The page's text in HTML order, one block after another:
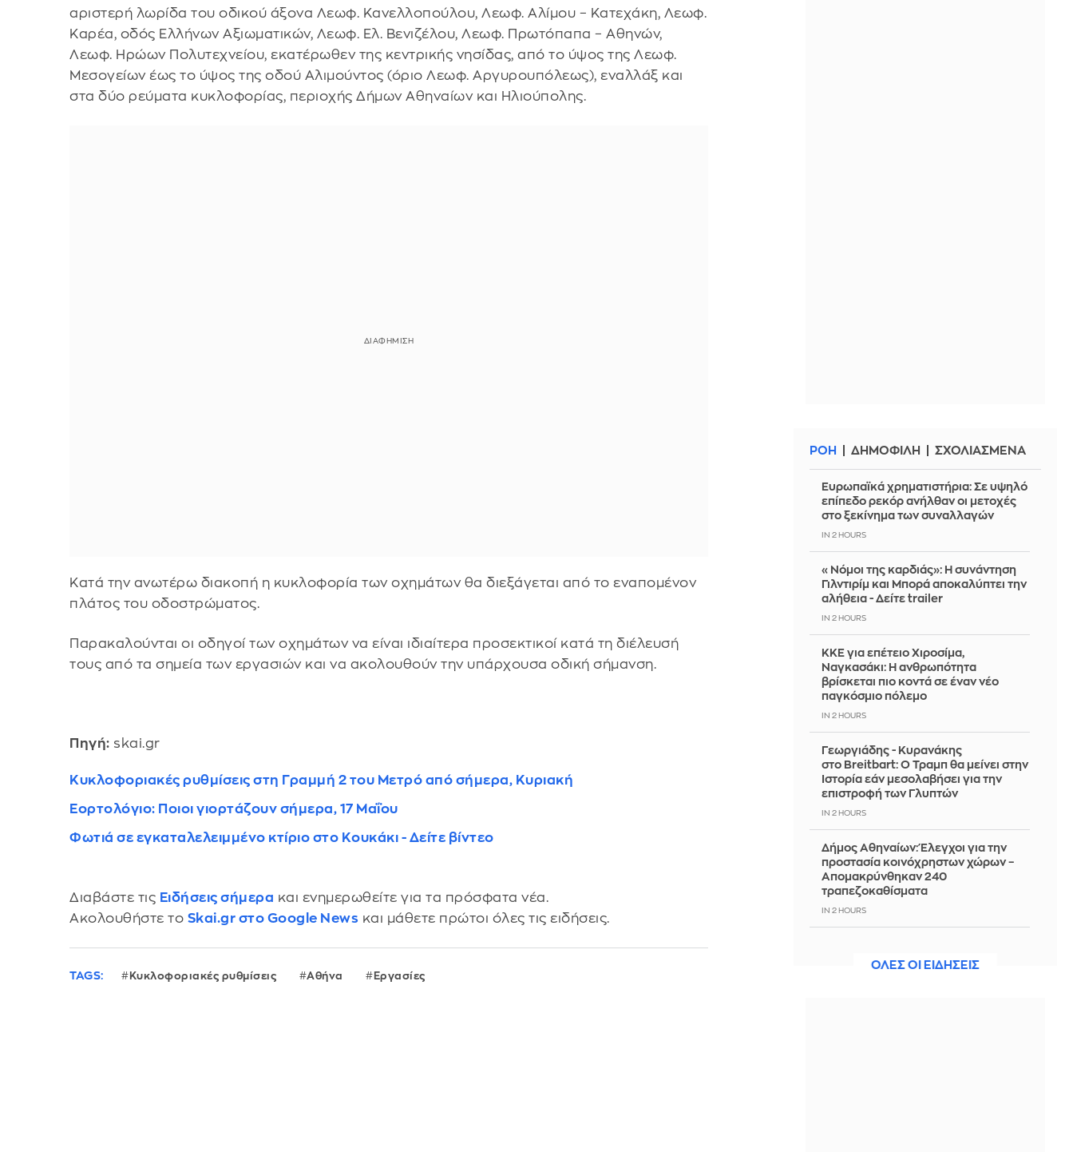
αριστερή λωρίδα του οδικού άξονα Λεωφ. Κανελλοπούλου, Λεωφ. Αλίμου – Κατεχάκη, Λεωφ.
Καρέα, οδός Ελλήνων Αξιωματικών, Λεωφ. Ελ. Βενιζέλου, Λεωφ. Πρωτόπαπα – Αθηνών,
Λεωφ. Ηρώων Πολυτεχνείου, εκατέρωθεν της κεντρικής νησίδας, από το ύψος της Λεωφ.
Μεσογείων έως το ύψος της οδού Αλιμούντος (όριο Λεωφ. Αργυρουπόλεως), εναλλάξ και
στα δύο ρεύματα κυκλοφορίας, περιοχής Δήμων Αθηναίων και Ηλιούπολης.
Κατά την ανωτέρω διακοπή η κυκλοφορία των οχημάτων θα διεξάγεται από το εναπομένον
πλάτος του οδοστρώματος.
Παρακαλούνται οι οδηγοί των οχημάτων να είναι ιδιαίτερα προσεκτικοί κατά τη διέλευσή
τους από τα σημεία των εργασιών και να ακολουθούν την υπάρχουσα οδική σήμανση.
Πηγή: skai.gr
Κυκλοφοριακές ρυθμίσεις στη Γραμμή 2 του Μετρό από σήμερα, Κυριακή
Εορτολόγιο: Ποιοι γιορτάζουν σήμερα, 17 Μαΐου
Φωτιά σε εγκαταλελειμμένο κτίριο στο Κουκάκι - Δείτε βίντεο
Διαβάστε τις Ειδήσεις σήμερα και ενημερωθείτε για τα πρόσφατα νέα.
Ακολουθήστε το Skai.gr στο Google News και μάθετε πρώτοι όλες τις ειδήσεις.
TAGS: Κυκλοφοριακές ρυθμίσεις Αθήνα Εργασίες
ΡΟΗ ΔΗΜΟΦΙΛΗ ΣΧΟΛΙΑΣΜΕΝΑ
Ευρωπαϊκά χρηματιστήρια: Σε υψηλό
επίπεδο ρεκόρ ανήλθαν οι μετοχές
στο ξεκίνημα των συναλλαγών
IN 2 HOURS
«Νόμοι της καρδιάς»: Η συνάντηση
Γιλντιρίμ και Μπορά αποκαλύπτει την
αλήθεια - Δείτε trailer
IN 2 HOURS
ΚΚΕ για επέτειο Χιροσίμα,
Ναγκασάκι: Η ανθρωπότητα
βρίσκεται πιο κοντά σε έναν νέο
παγκόσμιο πόλεμο
IN 2 HOURS
Γεωργιάδης - Κυρανάκης
στο Breitbart: Ο Τραμπ θα μείνει στην
Ιστορία εάν μεσολαβήσει για την
επιστροφή των Γλυπτών
IN 2 HOURS
Δήμος Αθηναίων: Έλεγχοι για την
προστασία κοινόχρηστων χώρων –
Απομακρύνθηκαν 240
τραπεζοκαθίσματα
IN 2 HOURS
συμφωνία για το Στενό του Ορμούζ -
ΟΛΕΣ ΟΙ ΕΙΔΗΣΕΙΣ